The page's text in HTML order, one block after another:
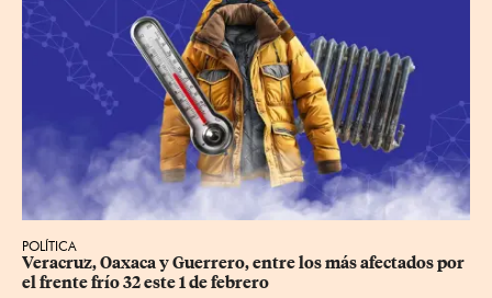
POLÍTICA
Veracruz, Oaxaca y Guerrero, entre los más afectados por
el frente frío 32 este 1 de febrero